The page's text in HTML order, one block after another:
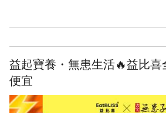
益起寶養・無患生活🔥益比喜
便宜